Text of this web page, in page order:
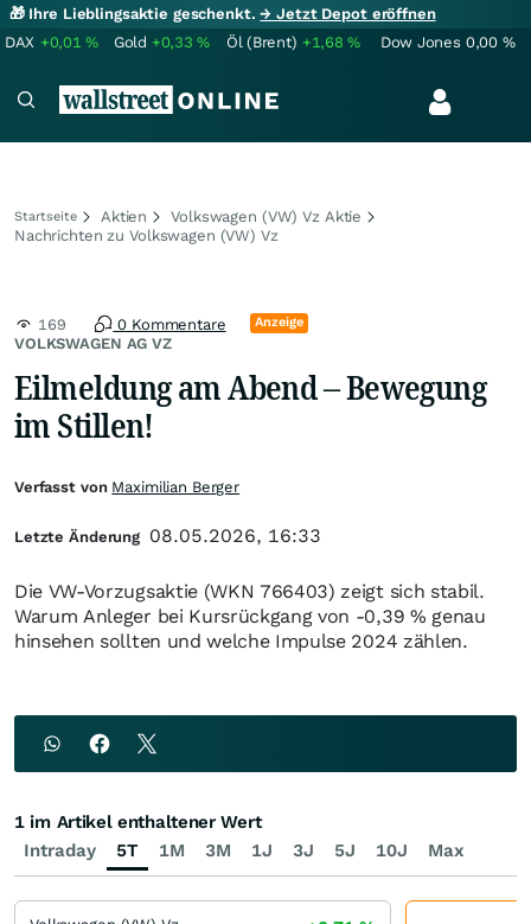
🎁 Ihre Lieblingsaktie geschenkt.→ Jetzt Depot eröffnen
DAX +0,01% Gold +0,33% Öl (Brent) +1,68% Dow Jones 0,00 %
Startseite Aktien
Volkswagen (VW) Vz Aktie
Nachrichten zu Volkswagen (VW) Vz
VOLKSWAGEN AG VZ
169 0 Kommentare Anzeige
Eilmeldung am Abend – Bewegung
im Stillen!
Die VW-Vorzugsaktie (WKN 766403) zeigt sich stabil.
Warum Anleger bei Kursrückgang von -0,39 % genau
hinsehen sollten und welche Impulse 2024 zählen.
Verfasst von Maximilian Berger
Letzte Änderung 08.05.2026, 16:33
Intraday 5T 1M 3M 1J 3J 5J 10J Max
1 im Artikel enthaltener Wert